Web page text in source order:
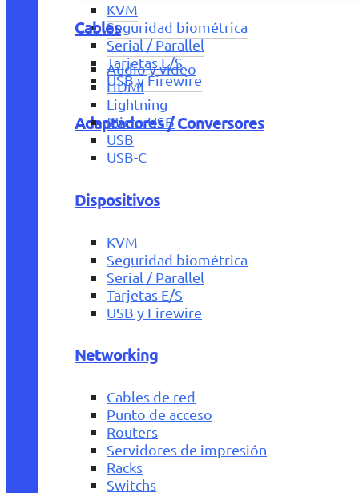
KVM
Seguridad biométrica
Serial / Parallel
Tarjetas E/S
USB y Firewire
Adaptadores / Conversores
Cables
Audio y vídeo
HDMI
Lightning
Micro USB
USB
USB-C
Dispositivos
KVM
Seguridad biométrica
Serial / Parallel
Tarjetas E/S
USB y Firewire
Networking
Cables de red
Punto de acceso
Routers
Servidores de impresión
Racks
Switchs